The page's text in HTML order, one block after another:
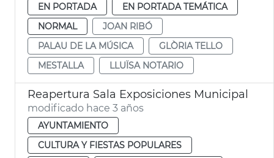
EN PORTADA
EN PORTADA TEMÁTICA
NORMAL
JOAN RIBÓ
PALAU DE LA MÚSICA
GLÒRIA TELLO
MESTALLA
LLUÏSA NOTARIO
Reapertura Sala Exposiciones Municipal
modificado hace 3 años
AYUNTAMIENTO
CULTURA Y FIESTAS POPULARES